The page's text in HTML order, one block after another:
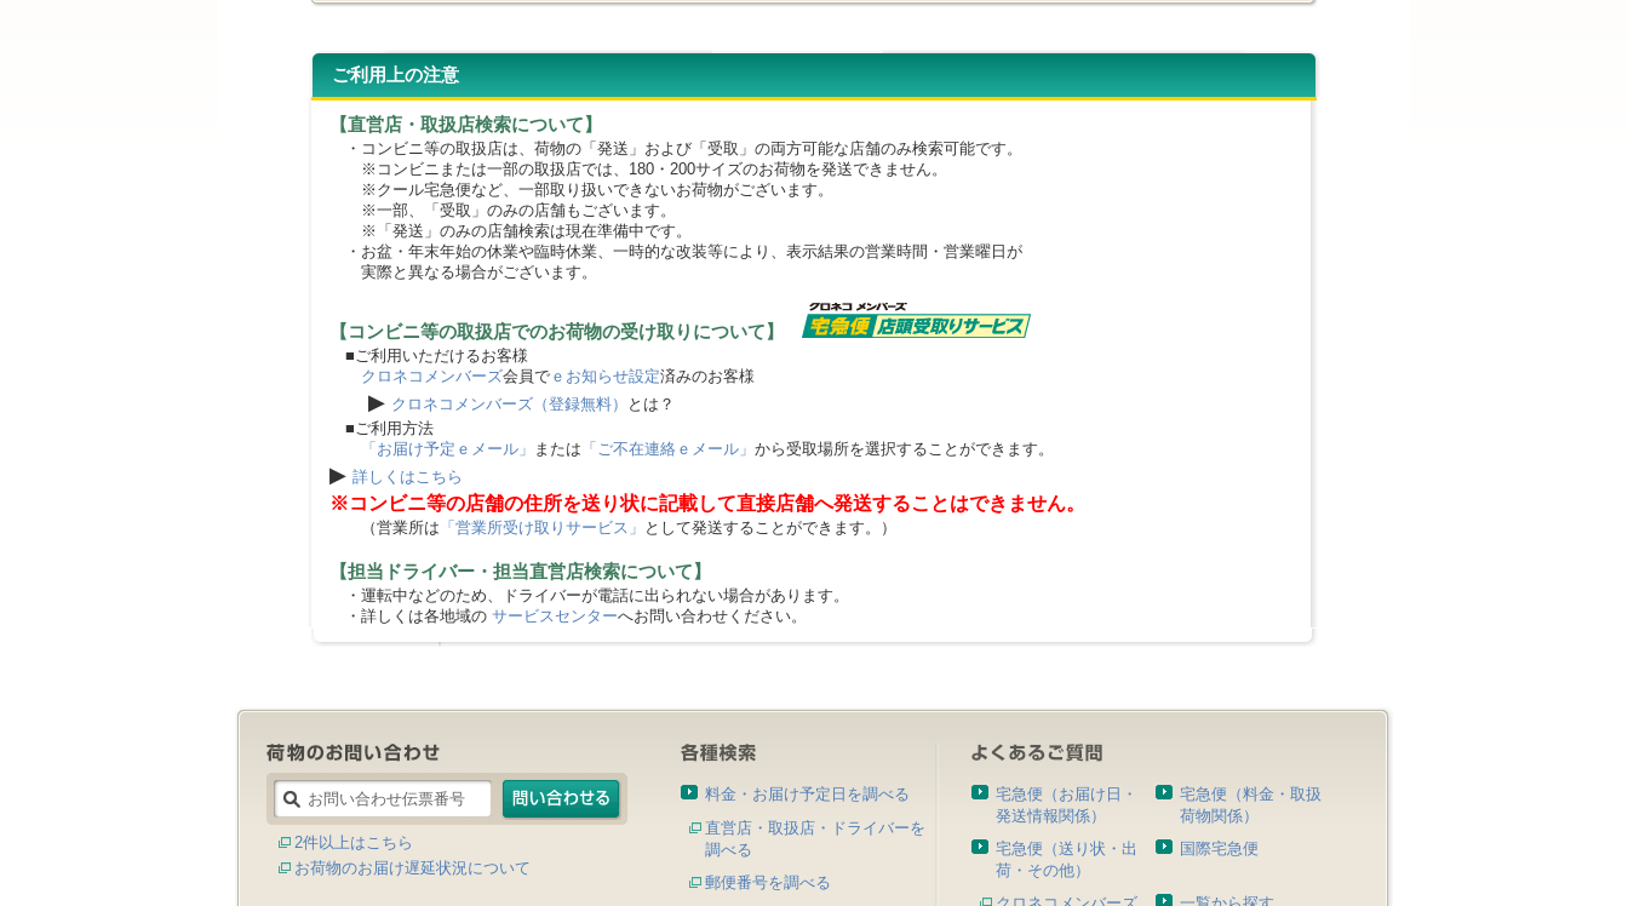
ご利用上の注意
【直営店・取扱店検索について】
・コンビニ等の取扱店は、荷物の「発送」および「受取」の両方可能な店舗のみ検索可能です。
※コンビニまたは一部の取扱店では、180・200サイズのお荷物を発送できません。
※クール宅急便など、一部取り扱いできないお荷物がございます。
※一部、「受取」のみの店舗もございます。
※「発送」のみの店舗検索は現在準備中です。
・お盆・年末年始の休業や臨時休業、一時的な改装等により、表示結果の営業時間・営業曜日が
実際と異なる場合がございます。
【コンビニ等の取扱店でのお荷物の受け取りについて】
■ご利用いただけるお客様
クロネコメンバーズ会員で ｅお知らせ設定済みのお客様
▶ クロネコメンバーズ（登録無料）
とは？
■ご利用方法
「お届け予定ｅメール」 または 「ご不在連絡ｅメール」 から受取場所を選択することができます。
▶ 詳しくはこちら
※コンビニ等の店舗の住所を送り状に記載して直接店舗へ発送することはできません。
（営業所は 「営業所受け取りサービス」 として発送することができます。）
【担当ドライバー・担当直営店検索について】
・運転中などのため、ドライバーが電話に出られない場合があります。
・詳しくは各地域の サービスセンターへお問い合わせください。
2件以上はこちら
お荷物のお届け遅延状況について
料金・お届け予定日を調べる
直営店・取扱店・ドライバーを
調べる
郵便番号を調べる
宅急便（お届け日・
発送情報関係）
宅急便（料金・取扱
荷物関係）
宅急便（送り状・出
荷・その他）
国際宅急便